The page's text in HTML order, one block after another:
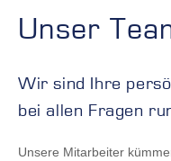
Unser
Wir sind Ihre
bei allen Fragen
Unsere Mitarbeiter